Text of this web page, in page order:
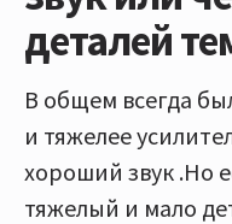
деталей
В общем всегда
и тяжелее
хороший звук .Но
тяжелый и мало